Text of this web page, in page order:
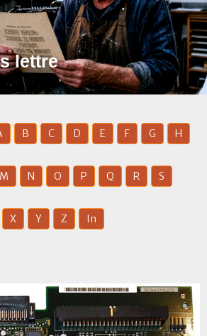
lettre
B C D E F G H
M N O P Q R S
X Y Z In